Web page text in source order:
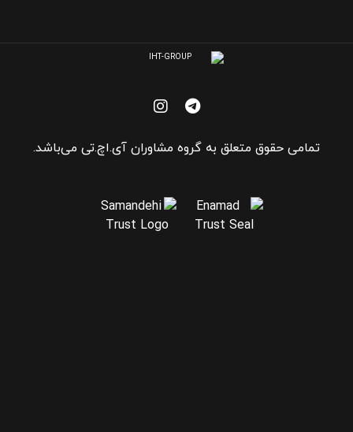
تمامی حقوق متعلق به گروه مشاوران آی.اچ.تی می‌باشد.